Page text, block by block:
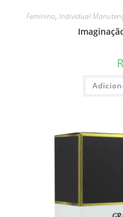
Feminino, Individual